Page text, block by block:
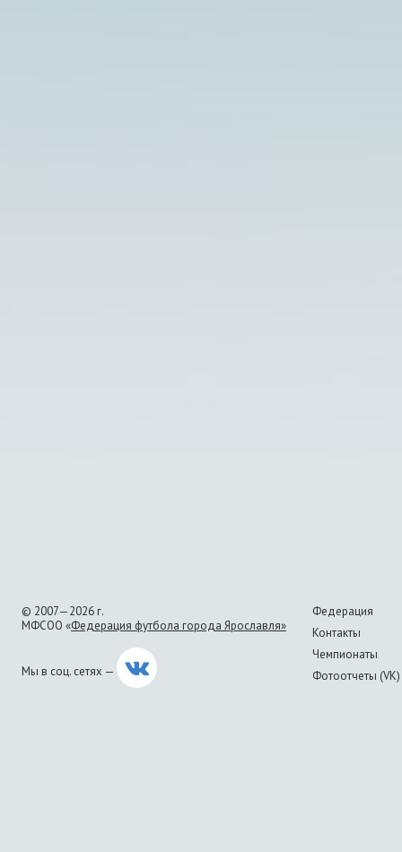
© 2007—2026 г.
МФСОО «Федерация футбола города Ярославля»
Мы в соц. сетях —
Федерация
Контакты
Чемпионаты
Фотоотчеты (VK)